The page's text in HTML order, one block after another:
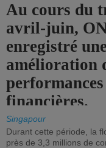
Au cours du
avril-juin,
enregistré
amélioration
performances
financières.
Singapour
Durant cette période, la
près de 3,3 millions de